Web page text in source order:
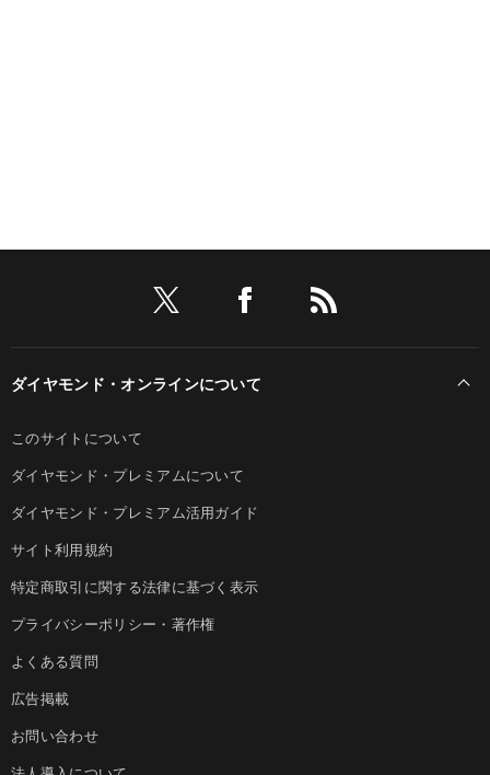
ダイヤモンド・オンラインについて
このサイトについて
ダイヤモンド・プレミアムについて
ダイヤモンド・プレミアム活用ガイド
サイト利用規約
特定商取引に関する法律に基づく表示
プライバシーポリシー・著作権
よくある質問
広告掲載
お問い合わせ